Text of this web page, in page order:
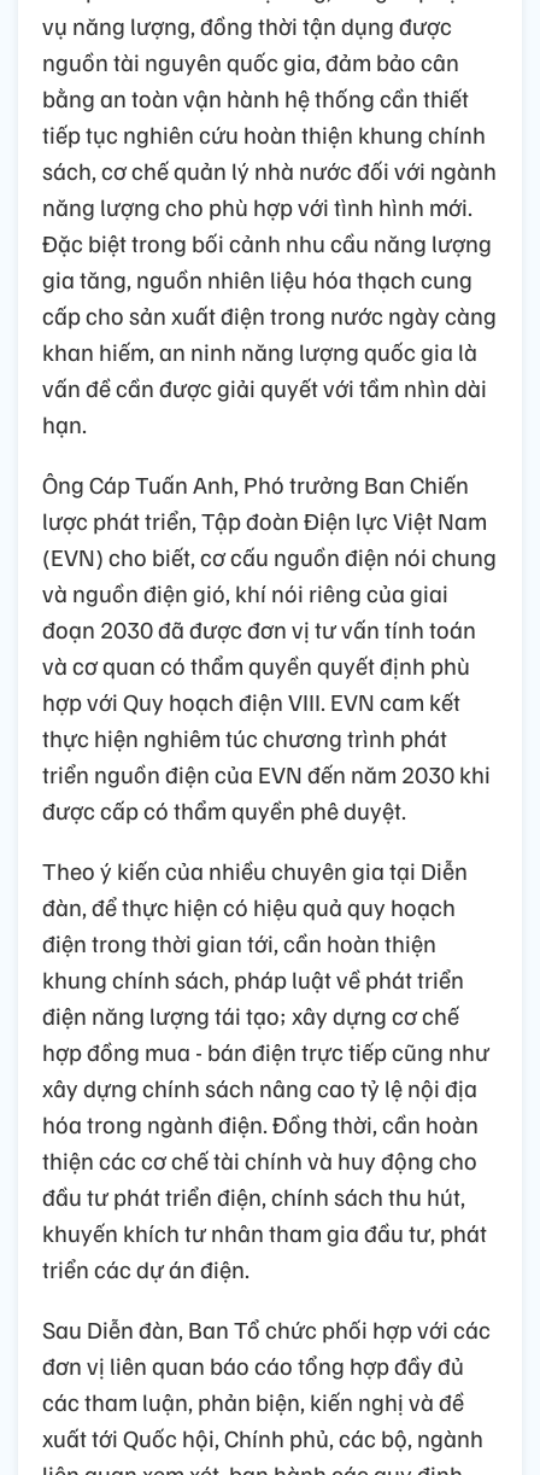
vụ năng lượng, đồng thời tận dụng được
nguồn tài nguyên quốc gia, đảm bảo cân
bằng an toàn vận hành hệ thống cần thiết
tiếp tục nghiên cứu hoàn thiện khung chính
sách, cơ chế quản lý nhà nước đối với ngành
năng lượng cho phù hợp với tình hình mới.
Đặc biệt trong bối cảnh nhu cầu năng lượng
gia tăng, nguồn nhiên liệu hóa thạch cung
cấp cho sản xuất điện trong nước ngày càng
khan hiếm, an ninh năng lượng quốc gia là
vấn đề cần được giải quyết với tầm nhìn dài
hạn.
Ông Cáp Tuấn Anh, Phó trưởng Ban Chiến
lược phát triển, Tập đoàn Điện lực Việt Nam
(EVN) cho biết, cơ cấu nguồn điện nói chung
và nguồn điện gió, khí nói riêng của giai
đoạn 2030 đã được đơn vị tư vấn tính toán
và cơ quan có thẩm quyền quyết định phù
hợp với Quy hoạch điện VIII. EVN cam kết
thực hiện nghiêm túc chương trình phát
triển nguồn điện của EVN đến năm 2030 khi
được cấp có thẩm quyền phê duyệt.
Theo ý kiến của nhiều chuyên gia tại Diễn
đàn, để thực hiện có hiệu quả quy hoạch
điện trong thời gian tới, cần hoàn thiện
khung chính sách, pháp luật về phát triển
điện năng lượng tái tạo; xây dựng cơ chế
hợp đồng mua - bán điện trực tiếp cũng như
xây dựng chính sách nâng cao tỷ lệ nội địa
hóa trong ngành điện. Đồng thời, cần hoàn
thiện các cơ chế tài chính và huy động cho
đầu tư phát triển điện, chính sách thu hút,
khuyến khích tư nhân tham gia đầu tư, phát
triển các dự án điện.
Sau Diễn đàn, Ban Tổ chức phối hợp với các
đơn vị liên quan báo cáo tổng hợp đầy đủ
các tham luận, phản biện, kiến nghị và đề
xuất tới Quốc hội, Chính phủ, các bộ, ngành